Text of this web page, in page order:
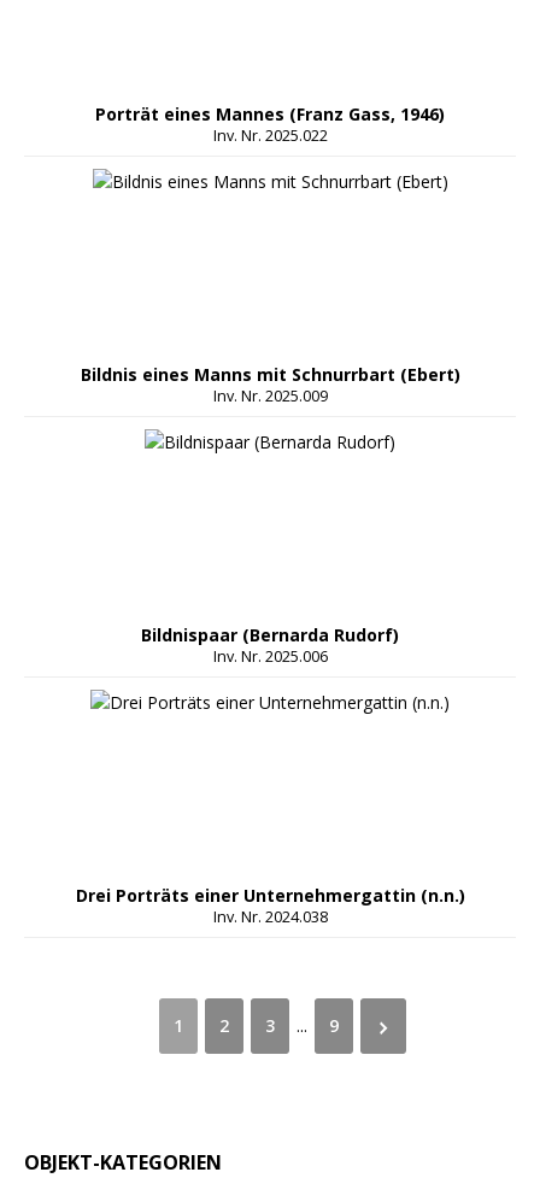
Porträt eines Mannes (Franz Gass, 1946)
Inv. Nr. 2025.022
Bildnis eines Manns mit Schnurrbart (Ebert)
Inv. Nr. 2025.009
Bildnispaar (Bernarda Rudorf)
Inv. Nr. 2025.006
Drei Porträts einer Unternehmergattin (n.n.)
Inv. Nr. 2024.038
1 2 3 ... 9
OBJEKT-KATEGORIEN